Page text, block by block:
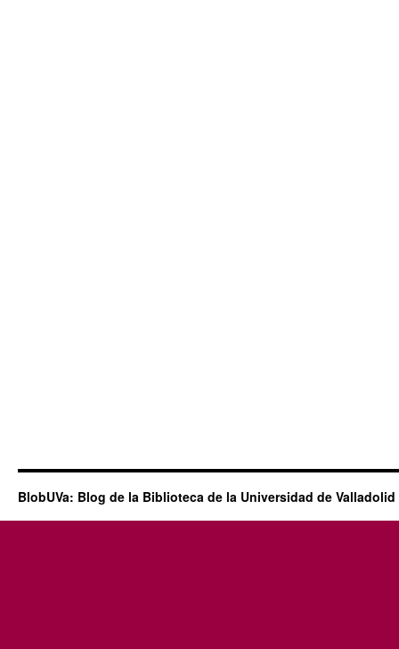
BlobUVa: Blog de la Biblioteca de la Universidad de Valladolid